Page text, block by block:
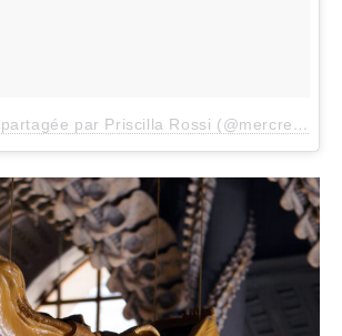
Une publication partagée par Priscilla Rossi (@mercredieblog)